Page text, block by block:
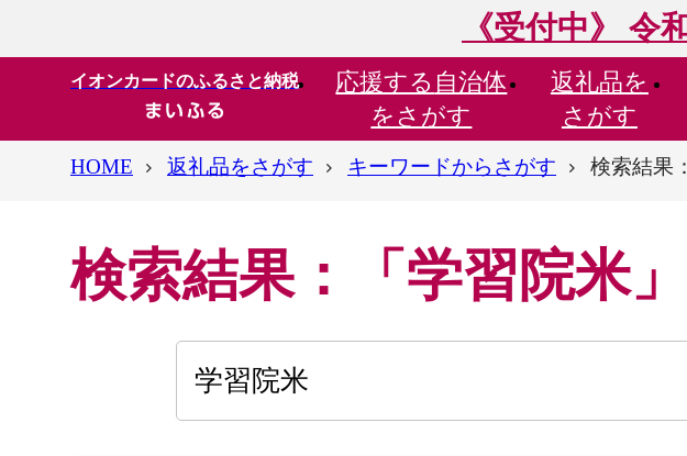
《受付中》 令
イオンカードのふるさと納税 応援する 自治体
をさがす
返礼品を
さがす
HOME
返礼品をさがす キーワードからさがす 検索結果
検索結果：「学習院米」